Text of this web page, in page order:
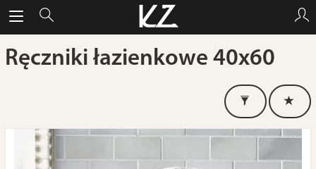
Ręczniki łazienkowe 40x60